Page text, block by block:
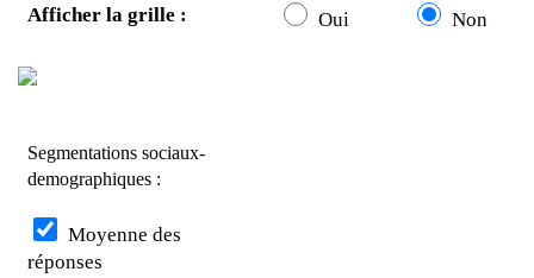
Afficher la grille : Oui Non
Segmentations sociaux-
demographiques :
Moyenne des
réponses